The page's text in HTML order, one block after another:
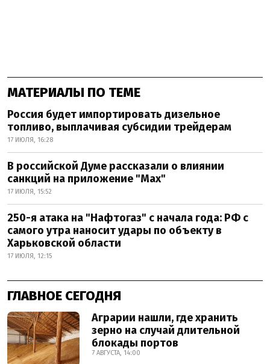
МАТЕРИАЛЫ ПО ТЕМЕ
Россия будет импортировать дизельное
топливо, выплачивая субсидии трейдерам
17 ИЮЛЯ, 16:28
В российской Думе рассказали о влиянии
санкций на приложение "Мах"
17 ИЮЛЯ, 15:52
250-я атака на "Нафтогаз" с начала года: РФ с
самого утра наносит удары по объекту в
Харьковской области
17 ИЮЛЯ, 12:15
ГЛАВНОЕ СЕГОДНЯ
Аграрии нашли, где хранить
зерно на случай длительной
блокады портов
7 АВГУСТА, 14:00